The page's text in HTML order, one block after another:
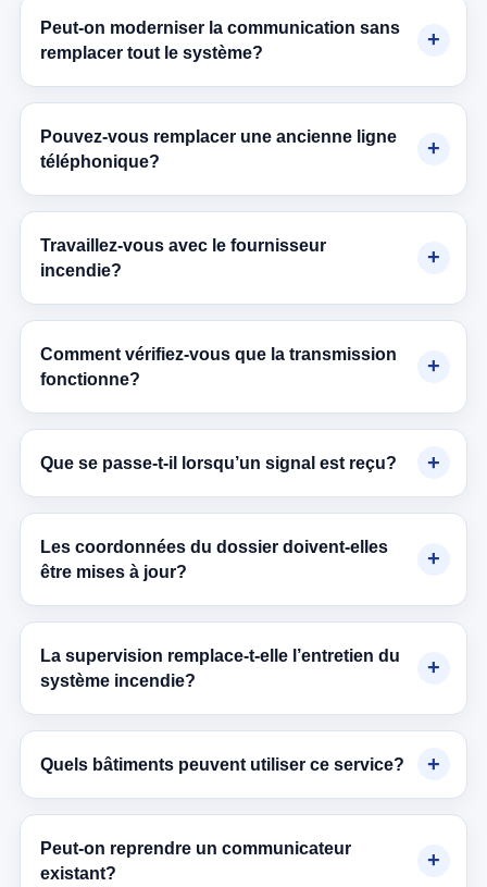
Peut-on moderniser la communication sans
remplacer tout le système?
Pouvez-vous remplacer une ancienne ligne
téléphonique?
Travaillez-vous avec le fournisseur
incendie?
Comment vérifiez-vous que la transmission
fonctionne?
Que se passe-t-il lorsqu’un signal est reçu?
Les coordonnées du dossier doivent-elles
être mises à jour?
La supervision remplace-t-elle l’entretien du
système incendie?
Quels bâtiments peuvent utiliser ce service?
Peut-on reprendre un communicateur
existant?